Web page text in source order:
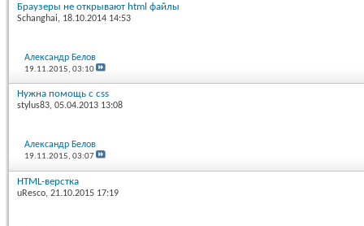
Браузеры не открывают html файлы
Schanghai, 18.10.2014 14:53
Александр Белов
19.11.2015,03:10
Нужна помощь с css
stylus83, 05.04.2013 13:08
Александр Белов
19.11.2015,03:07
HTML-верстка
uResco, 21.10.2015 17:19